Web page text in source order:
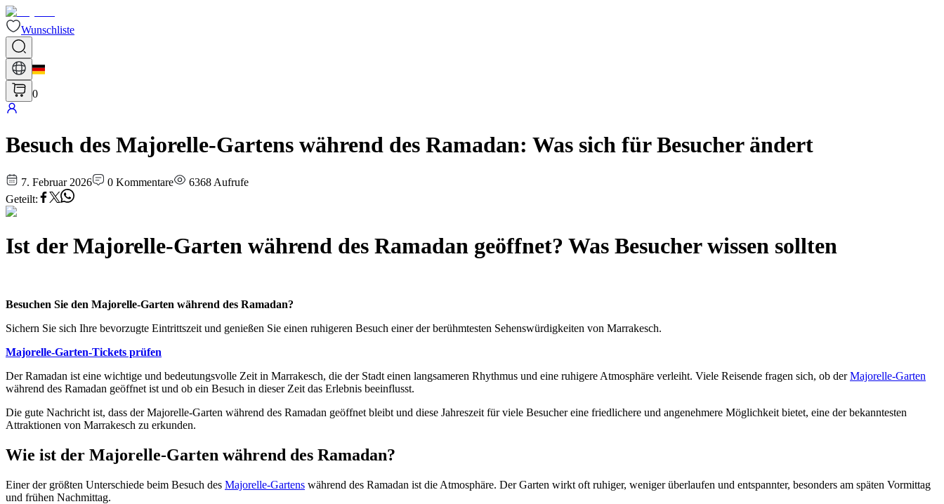
Wunschliste
0
Besuch des Majorelle-Gartens während des Ramadan: Was sich für Besucher ändert
7. Februar 2026 0 Kommentare 6368 Aufrufe
Geteilt:
Ist der Majorelle-Garten während des Ramadan geöffnet? Was Besucher wissen sollten
Besuchen Sie den Majorelle-Garten während des Ramadan?
Sichern Sie sich Ihre bevorzugte Eintrittszeit und genießen Sie einen ruhigeren Besuch einer der berühmtesten Sehenswürdigkeiten von Marrakesch.
Majorelle-Garten-Tickets prüfen
Der Ramadan ist eine wichtige und bedeutungsvolle Zeit in Marrakesch, die der Stadt einen langsameren Rhythmus und eine ruhigere Atmosphäre verleiht. Viele Reisende fragen sich, ob derMajorelle-Garten
während des Ramadan geöffnet ist und ob ein Besuch in dieser Zeit das Erlebnis beeinflusst.
Die gute Nachricht ist, dass der Majorelle-Garten während des Ramadan geöffnet bleibt und diese Jahreszeit für viele Besucher eine friedlichere und angenehmere Möglichkeit bietet, eine der bekanntesten
Attraktionen von Marrakesch zu erkunden.
Wie ist der Majorelle-Garten während des Ramadan?
Einer der größten Unterschiede beim Besuch des Majorelle-Gartens während des Ramadan ist die Atmosphäre. Der Garten wirkt oft ruhiger, weniger überlaufen und entspannter, besonders am späten Vormittag
und frühen Nachmittag.